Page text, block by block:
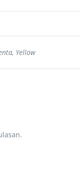
Yellow